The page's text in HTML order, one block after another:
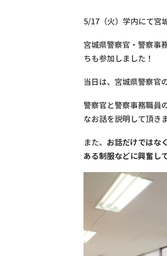
5/17（火）学内にて宮
宮城県警察官・警察事
ちも参加しました！
当日は、宮城県警察官
警察官と警察事務職員
なお話を説明して頂き
また、 お話だけではな
ある制服などに興奮し